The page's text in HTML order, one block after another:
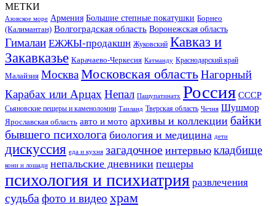
МЕТКИ
Азовское море Армения Большие степные покатушки Борнео
(Калимантан) Волгоградская область Воронежская область
Гималаи ЕЖЖЫ-продакшн Жуковский Кавказ и
Закавказье Карачаево-Черкесия Катманду Краснодарский край
Малайзия МоскваМосковская областьНагорный
Карабах или Арцах Непал Пашупатинатх Россия СССР
Сьяновские пещеры и каменоломни Таиланд Тверская область Чечня Шушмор
Ярославская область авто и мото архивы и коллекции байки
бывшего психолога биология и медицина дети
дискуссия еда и кухня загадочное интервью кладбище
кони и лошади непальские дневники пещеры
психология и психиатрия развлечения
судьба фото и видео храм